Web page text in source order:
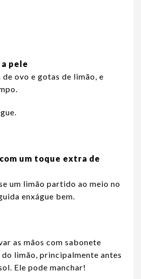
pele
ovo e gotas de limão, e
um toque extra de
um limão partido ao meio no
enxágue bem.
as mãos com sabonete
do limão, principalmente antes
Ele pode manchar!